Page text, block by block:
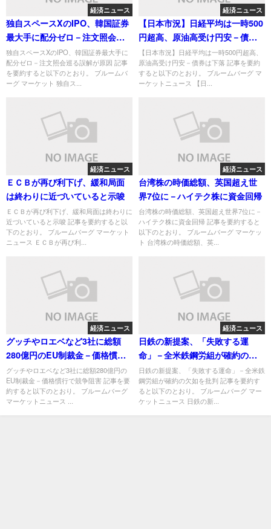
経済ニュース
独自スペースXのIPO、韓国証券
最大手に配分ゼロ－注文照会巡
る誤解が原因
独自スペースXのIPO、韓国証券最大手に
配分ゼロ－注文照会巡る誤解が原因 記事
を要約すると以下のとおり。 ブルームバ
ーグ マーケット 独自ス...
経済ニュース
【日本市況】日経平均は一時500
円超高、原油高受け円安－債券
は下落
【日本市況】日経平均は一時500円超高、
原油高受け円安－債券は下落 記事を要約
すると以下のとおり。 ブルームバーグ マ
ーケットニュース 【日...
経済ニュース
ＥＣＢが再び利下げ、緩和局面
は終わりに近づいていると示唆
ＥＣＢが再び利下げ、緩和局面は終わりに
近づいていると示唆 記事を要約すると以
下のとおり。 ブルームバーグ マーケット
ニュース ＥＣＢが再び利...
経済ニュース
台湾株の時価総額、英国超え世
界7位に－ハイテク株に資金回帰
台湾株の時価総額、英国超え世界7位に－
ハイテク株に資金回帰 記事を要約すると
以下のとおり。 ブルームバーグ マーケッ
ト 台湾株の時価総額、英...
経済ニュース
グッチやロエベなど3社に総額
280億円のEU制裁金－価格慣行
で競争阻害
グッチやロエベなど3社に総額280億円の
EU制裁金－価格慣行で競争阻害 記事を要
約すると以下のとおり。 ブルームバーグ
マーケットニュース ...
経済ニュース
日鉄の新提案、「失敗する運
命」－全米鉄鋼労組が確約の欠
如を批判
日鉄の新提案、「失敗する運命」－全米鉄
鋼労組が確約の欠如を批判 記事を要約す
ると以下のとおり。 ブルームバーグ マー
ケットニュース 日鉄の新...